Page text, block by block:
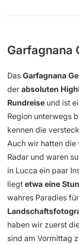
Garfagnana
Das Garfagnana
der absoluten
Rundreise und ist
Region unterwegs
kennen die
Auch wir hatten die
Radar und waren
in Lucca ein paar
liegt etwa eine
wahres Paradies für
haben wir zuerst
sind am Vormittag